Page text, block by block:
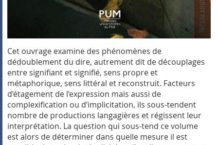
Cet ouvrage examine des phénomènes de
dédoublement du dire, autrement dit de découplages
entre signifiant et signifié, sens propre et
métaphorique, sens littéral et reconstruit. Facteurs
d’étagement de l’expression mais aussi de
complexification ou d’implicitation, ils sous-tendent
nombre de productions langagières et régissent leur
interprétation. La question qui sous-tend ce volume
est alors de déterminer dans quelle mesure il est